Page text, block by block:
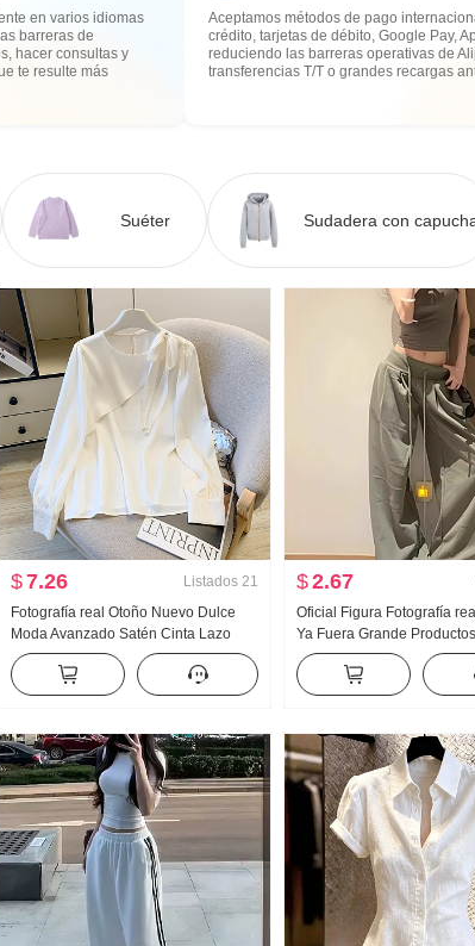
en varios idiomas
barreras de
hacer consultas y
te resulte más
Aceptamos métodos de pago
crédito, tarjetas de débito, Google Pay,
reduciendo las barreras operativas de
transferencias T/T o grandes recargas
Suéter Sudadera con
$7.26 Listados 21
Fotografía real Otoño Nuevo Dulce
Moda Avanzado Satén Cinta Lazo
Chifón Estilo francés Camisa Top
Mujer
$2.67
Oficial Figura Fotografía
Ya Fuera Grande
Hueso de buey Hebilla En
Chaleco Tirantes Kuo
Arrastrando Deporte